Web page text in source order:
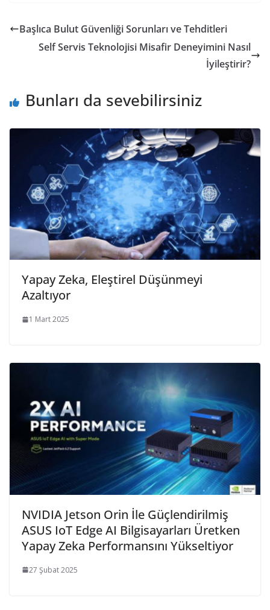
Başlıca Bulut Güvenliği Sorunları ve Tehditleri
Self Servis Teknolojisi Misafir Deneyimini Nasıl
İyileştirir?
Bunları da sevebilirsiniz
Yapay Zeka, Eleştirel Düşünmeyi
Azaltıyor
1 Mart 2025
NVIDIA Jetson Orin İle Güçlendirilmiş
ASUS IoT Edge AI Bilgisayarları Üretken
Yapay Zeka Performansını Yükseltiyor
27 Şubat 2025